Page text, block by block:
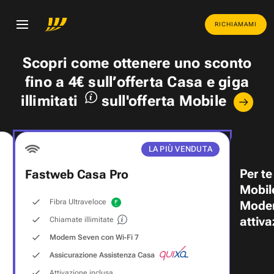
RICHIAMAMI
Scopri come ottenere uno sconto
fino a 4€ sull’offerta Casa egiga
illimitati
sull'offerta Mobile
LA PIÙ VENDUTA
Fastweb Casa Pro
Fibra Ultraveloce
Chiamate illimitate
Modem Seven con Wi‑Fi 7
Assicurazione Assistenza Casa
Per